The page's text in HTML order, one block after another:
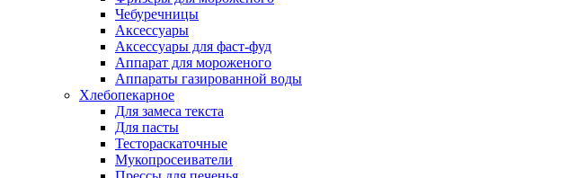
Чебуречницы
Аксессуары
Аксессуары для фаст-фуд
Аппарат для мороженого
Аппараты газированной воды
Хлебопекарное
Для замеса текста
Для пасты
Тестораскаточные
Мукопросеиватели